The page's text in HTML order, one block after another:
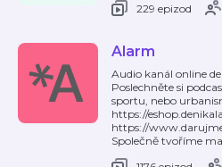
229 epizod
Alarm
Audio kanál online
Poslechněte si
sportu, nebo
https://
https://
Společně tvoříme